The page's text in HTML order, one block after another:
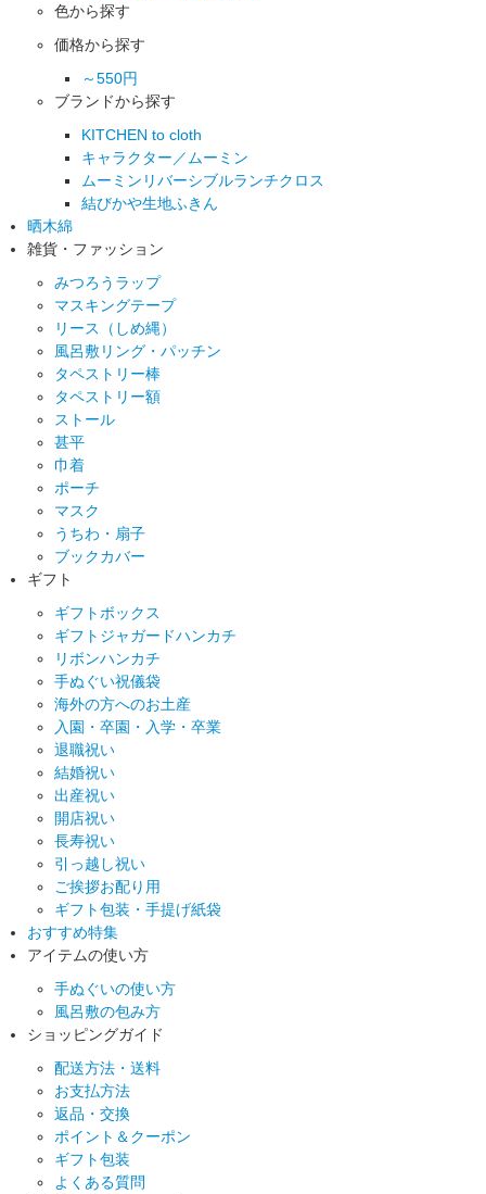
色から探す
価格から探す
～550円
ブランドから探す
KITCHEN to cloth
キャラクター／ムーミン
ムーミンリバーシブルランチクロス
結びかや生地ふきん
晒木綿
雑貨・ファッション
みつろうラップ
マスキングテープ
リース（しめ縄）
風呂敷リング・パッチン
タペストリー棒
タペストリー額
ストール
甚平
巾着
ポーチ
マスク
うちわ・扇子
ブックカバー
ギフト
ギフトボックス
ギフトジャガードハンカチ
リボンハンカチ
手ぬぐい祝儀袋
海外の方へのお土産
入園・卒園・入学・卒業
退職祝い
結婚祝い
出産祝い
開店祝い
長寿祝い
引っ越し祝い
ご挨拶お配り用
ギフト包装・手提げ紙袋
おすすめ特集
アイテムの使い方
手ぬぐいの使い方
風呂敷の包み方
ショッピングガイド
配送方法・送料
お支払方法
返品・交換
ポイント＆クーポン
ギフト包装
よくある質問